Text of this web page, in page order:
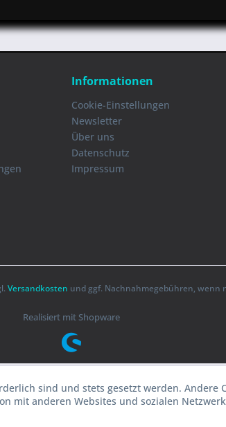
Informationen
Cookie-Einstellungen
Newsletter
Über uns
Datenschutz
Impressum
Versandkosten und ggf. Nachnahmegebühren, wenn
Realisiert mit Shopware
sind und stets gesetzt werden. Andere
mit anderen Websites und sozialen